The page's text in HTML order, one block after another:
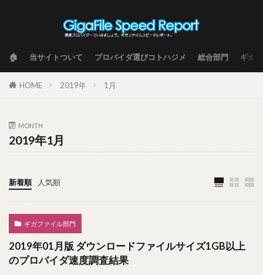
🏠 当サイトついて プロバイダ選びコトハジメ 総合部門 ギガ
HOME 2019年 1月
MONTH
2019年1月
新着順 人気順
ギガファイル部門
2019年01月版 ダウンロードファイルサイズ1GB以上
のプロバイダ速度調査結果